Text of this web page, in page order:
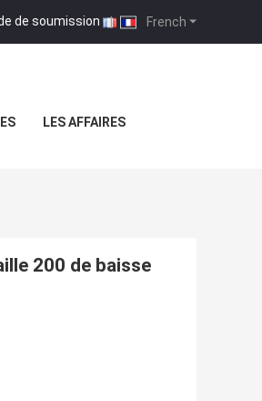
French
de soumission |
LES AFFAIRES
200 de baisse